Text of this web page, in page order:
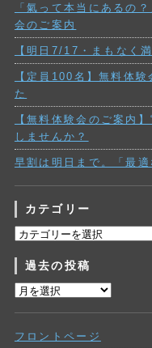
「氣って本当にあるの
会のご案内
【明日7/17・まもなく
【定員100名】無料体
た
【無料体験会のご案内
しませんか？
早割は明日まで。「最
カテゴリー
カ
ゴ
リ
ー
過去の投稿
過
投
フロントページ